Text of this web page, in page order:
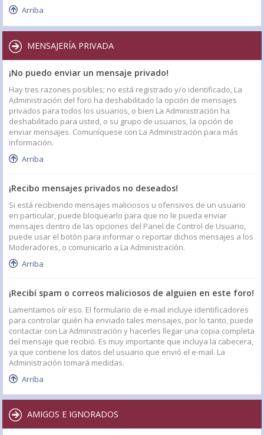
Arriba
MENSAJERÍA PRIVADA
¡No puedo enviar un mensaje privado!
Hay tres razones posibles; no está registrado y/o identificado, La
Administración del foro ha deshabilitado la opción de mensajes
privados para todos los usuarios, o bien La Administración ha
deshabilitado para usted, o su grupo de usuarios, la opción de
enviar mensajes. Comuníquese con La Administración para más
información.
Arriba
¡Recibo mensajes privados no deseados!
Si está recibiendo mensajes maliciosos u ofensivos de un usuario
en particular, puede bloquearlo para que no le pueda enviar
mensajes dentro de las opciones del Panel de Control de Usuario,
puede usar el botón para informar o reportar dichos mensajes a los
Moderadores, o comunicarlo a La Administración.
Arriba
¡Recibí spam o correos maliciosos de alguien en este foro!
Lamentamos oír eso. El formulario de e-mail incluye identificadores
para controlar quién ha enviado tales mensajes, por lo tanto, puede
contactar con La Administración y hacerles llegar una copia completa
del mensaje que recibió. Es muy importante que incluya la cabecera,
ya que contiene los datos del usuario que envió el e-mail. La
Administración tomará medidas.
Arriba
AMIGOS E IGNORADOS